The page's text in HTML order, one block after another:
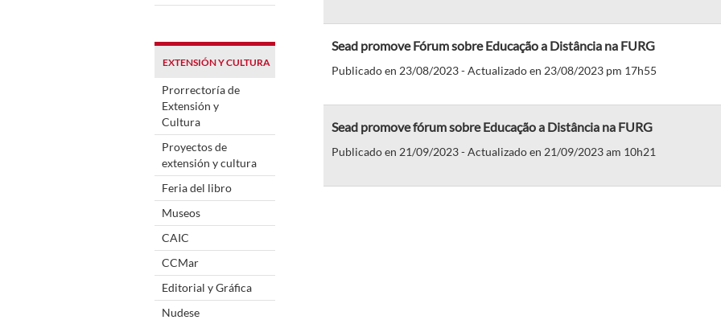
EXTENSIÓN Y CULTURA
Prorrectoría de
Extensión y
Cultura
Proyectos de
extensión y cultura
Feria del libro
Museos
CAIC
CCMar
Editorial y Gráfica
Nudese
Sead promove Fórum sobre Educação a Distância na FURG
Publicado en 23/08/2023 - Actualizado en 23/08/2023 pm 17h55
Sead promove fórum sobre Educação a Distância na FURG
Publicado en 21/09/2023 - Actualizado en 21/09/2023 am 10h21